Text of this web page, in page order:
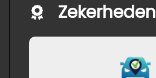
Zekerheden